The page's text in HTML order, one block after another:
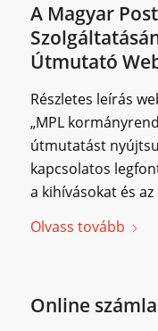
A Magyar
Útmutató
Részletes leírás
„MPL
útmutatást
kapcsolatos
a kihívásokat és
Olvass tovább
Online